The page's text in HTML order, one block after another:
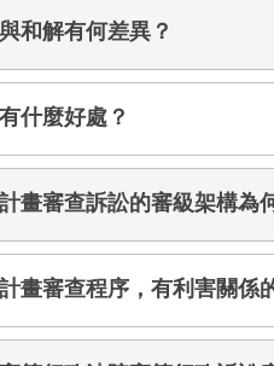
和解有何差異？
什麼好處？
畫審查訴訟的審級架構為
畫審查程序，有利害關係